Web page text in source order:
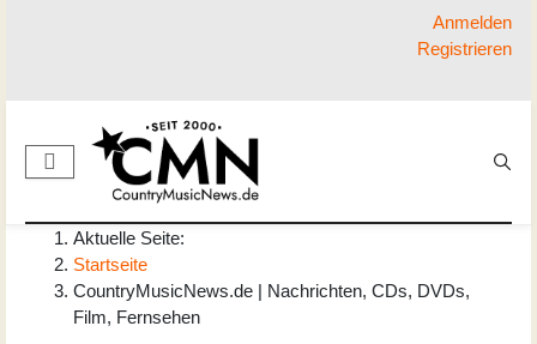
Anmelden
Registrieren
Aktuelle Seite:
Startseite
CountryMusicNews.de | Nachrichten, CDs, DVDs,
Film, Fernsehen